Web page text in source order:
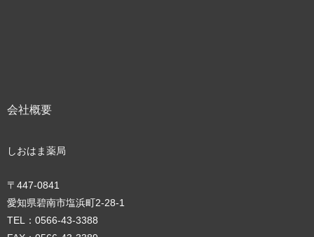
会社概要
しおはま薬局
〒447-0841
愛知県碧南市塩浜町2‐28‐1
TEL：0566-43-3388